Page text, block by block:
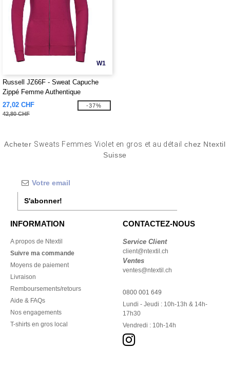
W1
Russell JZ66F - Sweat Capuche
Zippé Femme Authentique
27,02 CHF
42,80 CHF
-37%
Acheter Sweats Femmes Violet en gros et au détail chez Ntextil
Suisse
S'abonner!
INFORMATION
A propos de Ntextil
Suivre ma commande
Moyens de paiement
Livraison
Remboursements/retours
Aide & FAQs
Nos engagements
T-shirts en gros local
CONTACTEZ-NOUS
Service Client
client@ntextil.ch
Ventes
ventes@ntextil.ch
0800 001 649
Lundi - Jeudi : 10h-13h & 14h-
17h30
Vendredi : 10h-14h